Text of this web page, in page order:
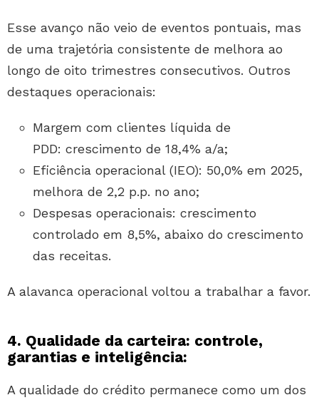
Esse avanço não veio de eventos pontuais, mas
de uma trajetória consistente de melhora ao
longo de oito trimestres consecutivos. Outros
destaques operacionais:
Margem com clientes líquida de
PDD: crescimento de 18,4% a/a;
Eficiência operacional (IEO): 50,0% em 2025,
melhora de 2,2 p.p. no ano;
Despesas operacionais: crescimento
controlado em 8,5%, abaixo do crescimento
das receitas.
A alavanca operacional voltou a trabalhar a favor.
4. Qualidade da carteira: controle,
garantias e inteligência:
A qualidade do crédito permanece como um dos